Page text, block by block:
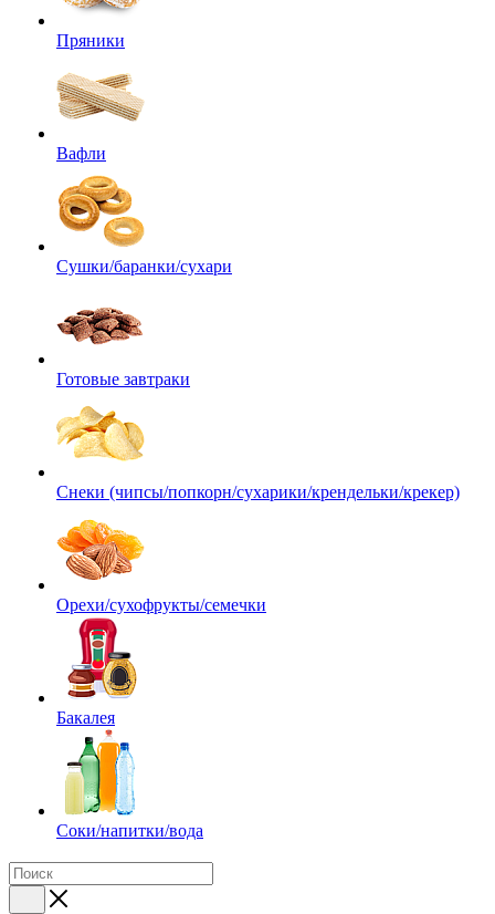
Пряники
Вафли
Сушки/баранки/сухари
Готовые завтраки
Снеки (чипсы/попкорн/сухарики/крендельки/крекер)
Орехи/сухофрукты/семечки
Бакалея
Соки/напитки/вода